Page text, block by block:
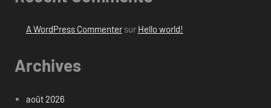
A WordPress Commentersur Hello world!
Archives
août 2026